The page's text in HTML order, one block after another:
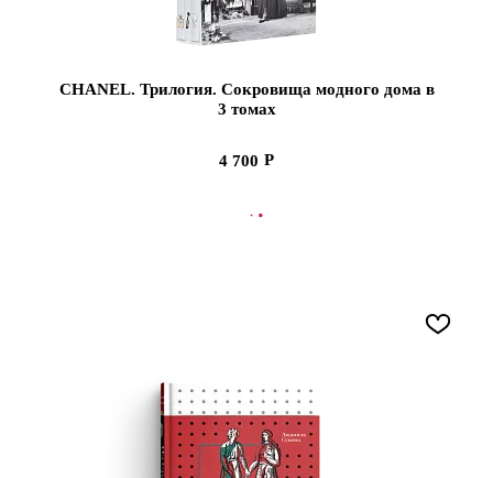
CHANEL. Трилогия. Сокровища модного дома в
3 томах
4 700
В КОРЗИНУ